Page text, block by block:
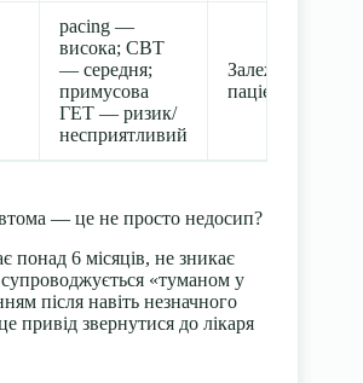
pacing —
висока; CBT
— середня;
примусова
ГЕТ — ризик/
несприятливий
Залежить від
пацієнта
— це не просто недосип?
понад 6 місяців, не зникає
супроводжується «туманом у
після навіть незначного
привід звернутися до лікаря